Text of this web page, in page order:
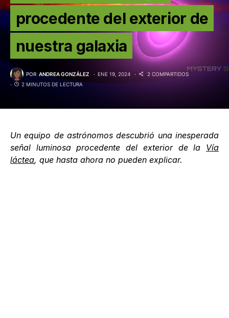
procedente del exterior de
nuestra galaxia
POR ANDREA GONZÁLEZ ENE 19, 2024
2 COMPARTIDOS
2 MINUTOS DE LECTURA
Un equipo de astrónomos descubrió una inesperada
señal luminosa procedente del exterior de la Vía
láctea, que hasta ahora no pueden explicar.